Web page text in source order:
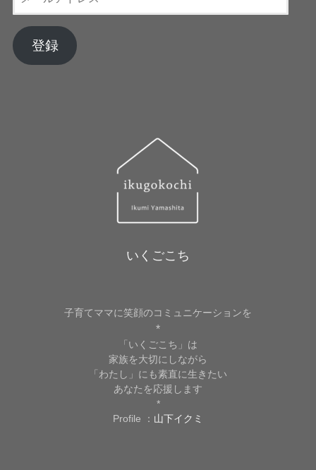
ー
ア
ド
登録
いくごこち
子育てママに笑顔のコミュニケーションを
*
「いくごこち」は
家族を大切にしながら
「わたし」にも素直に生きたい
あなたを応援します
*
Profile ： 山下イクミ